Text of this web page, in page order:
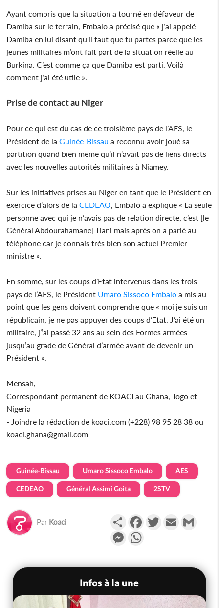
Ayant compris que la situation a tourné en défaveur de
Damiba sur le terrain, Embalo a précisé que « j’ai appelé
Damiba en lui disant qu’il faut que tu partes parce que les
jeunes militaires m’ont fait part de la situation réelle au
Burkina. C’est comme ça que Damiba est parti. Voilà
comment j’ai été utile ».
Prise de contact au Niger
Pour ce qui est du cas de ce troisième pays de l’AES, le
Président de laGuinée-Bissau a reconnu avoir joué sa
partition quand bien même qu’il n’avait pas de liens directs
avec les nouvelles autorités militaires à Niamey.
Sur les initiatives prises au Niger en tant que le Président en
exercice d’alors de la CEDEAO , Embalo a expliqué « La seule
personne avec qui je n’avais pas de relation directe, c’est [le
Général Abdourahamane] Tiani mais après on a parlé au
téléphone car je connais très bien son actuel Premier
ministre ».
En somme, sur les coups d’Etat intervenus dans les trois
pays de l’AES, le Président Umaro Sissoco Embalo a mis au
point que les gens doivent comprendre que « moi je suis un
républicain, je ne pas appuyer des coups d’Etat. J’ai été un
militaire, j’’ai passé 32 ans au sein des Formes armées
jusqu’au grade de Général d’armée avant de devenir un
Président ».
Mensah,
Correspondant permanent de KOACI au Ghana, Togo et
Nigeria
- Joindre la rédaction de koaci.com (+228) 98 95 28 38 ou
koaci.ghana@gmail.com –
Guinée-Bissau Umaro Sissoco Embalo AES
CEDEAO Général Assimi Goita 2STV
Par Koaci PartagerFacebookTwitterEmail
Messenger
Infos à la une